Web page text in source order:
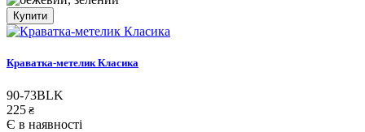
Купити
Краватка-метелик Класика
90-73BLK
225 ₴
Є в наявності